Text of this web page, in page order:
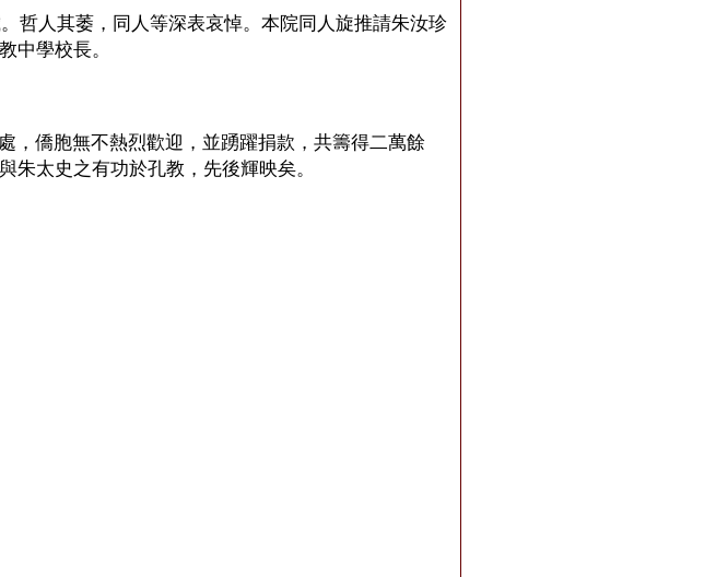
哲人其萎，同人等深表哀悼。本院同人旋推請朱汝珍
中學校長。
，僑胞無不熱烈歡迎，並踴躍捐款，共籌得二萬餘
朱太史之有功於孔教，先後輝映矣。